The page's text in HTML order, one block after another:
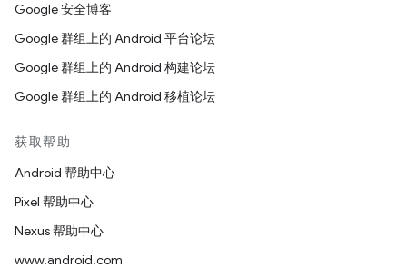
Google 安全博客
Google 群组上的 Android 平台论坛
Google 群组上的 Android 构建论坛
Google 群组上的 Android 移植论坛
获取帮助
Android 帮助中心
Pixel 帮助中心
Nexus 帮助中心
www.android.com